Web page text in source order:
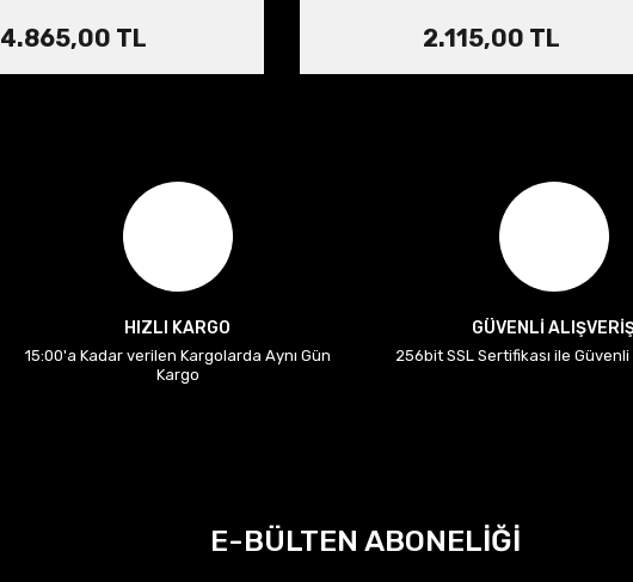
4.865,00 TL 2.115,00 TL
HIZLI KARGO
15:00'a Kadar verilen Kargolarda Aynı Gün
Kargo
GÜVENLİ
256bit SSL Sertifikası ile Güvenli
E-BÜLTEN ABONELİĞİ